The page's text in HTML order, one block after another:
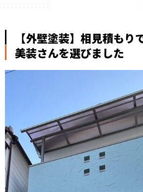
【外壁塗装】相見積もり
美装さんを選びました